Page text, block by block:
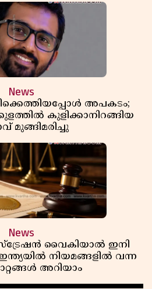
പുറത്ത്
News
അപകടം;
കുളിക്കാനിറങ്ങിയ
മുങ്ങിമരിച്ചു
News
വൈകിയാൽ ഇനി
നിയമങ്ങളിൽ വന്ന
അറിയാം